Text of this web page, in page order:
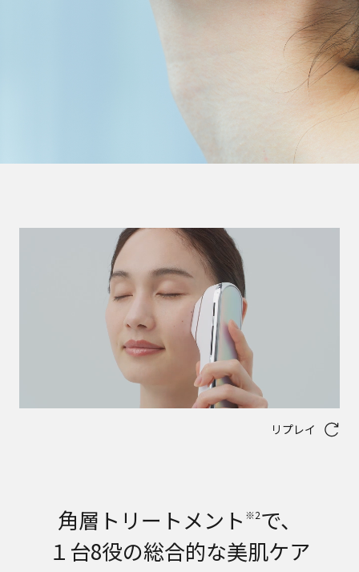
リプレイ
角層トリートメント ※2で、
１台8役の総合的な美肌ケア